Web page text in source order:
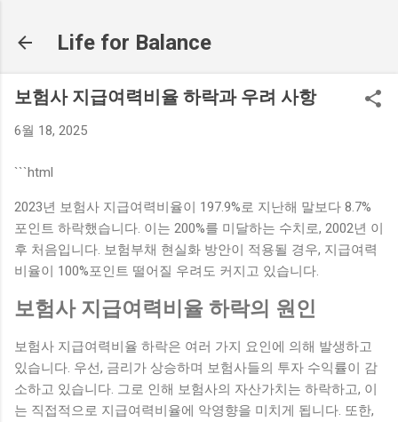
Life for Balance
보험사 지급여력비율 하락과 우려 사항
6월 18, 2025
```html
2023년 보험사 지급여력비율이 197.9%로 지난해 말보다 8.7%
포인트 하락했습니다. 이는 200%를 미달하는 수치로, 2002년 이
후 처음입니다. 보험부채 현실화 방안이 적용될 경우, 지급여력
비율이 100%포인트 떨어질 우려도 커지고 있습니다.
보험사 지급여력비율 하락의 원인
보험사 지급여력비율 하락은 여러 가지 요인에 의해 발생하고
있습니다. 우선, 금리가 상승하며 보험사들의 투자 수익률이 감
소하고 있습니다. 그로 인해 보험사의 자산가치는 하락하고, 이
는 직접적으로 지급여력비율에 악영향을 미치게 됩니다. 또한,